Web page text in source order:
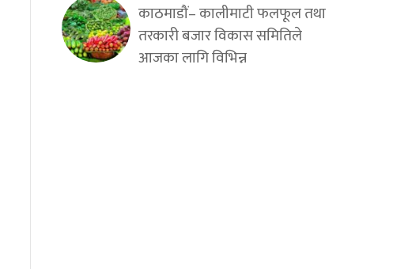
काठमाडौं– कालीमाटी फलफूल तथा
तरकारी बजार विकास समितिले
आजका लागि विभिन्न